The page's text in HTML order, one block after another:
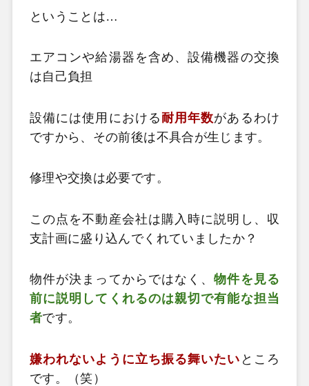
ということは…
エアコンや給湯器を含め、設備機器の交換
は自己負担
設備には使用における耐用年数があるわけ
ですから、その前後は不具合が生じます。
修理や交換は必要です。
この点を不動産会社は購入時に説明し、収
支計画に盛り込んでくれていましたか？
物件が決まってからではなく、物件を見る
前に説明してくれるのは親切で有能な担当
者です。
嫌われないように立ち振る舞いたい ところ
です。（笑）